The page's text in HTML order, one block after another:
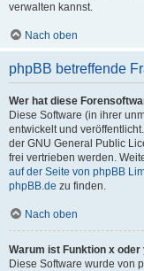
verwalten kannst.
Nach oben
phpBB betreffende
Wer hat diese
Diese Software (in ihrer
entwickelt und
der GNU General Public
frei vertrieben werden.
auf der Seite von phpBB
phpBB.de zu finden.
Nach oben
Warum ist Funktion x
Diese Software wurde von